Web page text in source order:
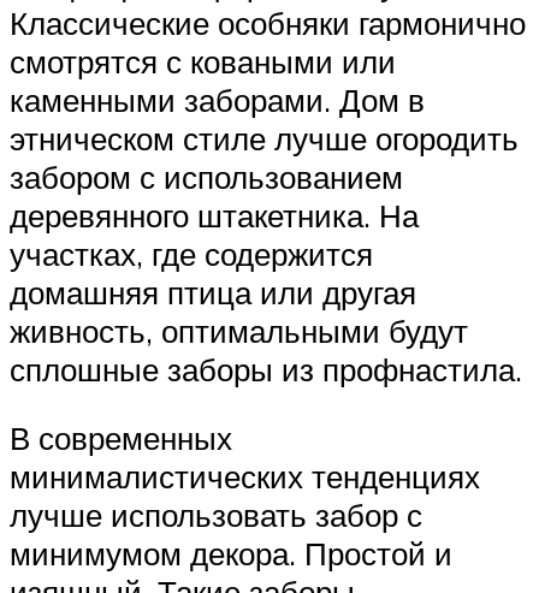
Классические особняки гармонично
смотрятся с коваными или
каменными заборами. Дом в
этническом стиле лучше огородить
забором с использованием
деревянного штакетника. На
участках, где содержится
домашняя птица или другая
живность, оптимальными будут
сплошные заборы из профнастила.
В современных
минималистических тенденциях
лучше использовать забор с
минимумом декора. Простой и